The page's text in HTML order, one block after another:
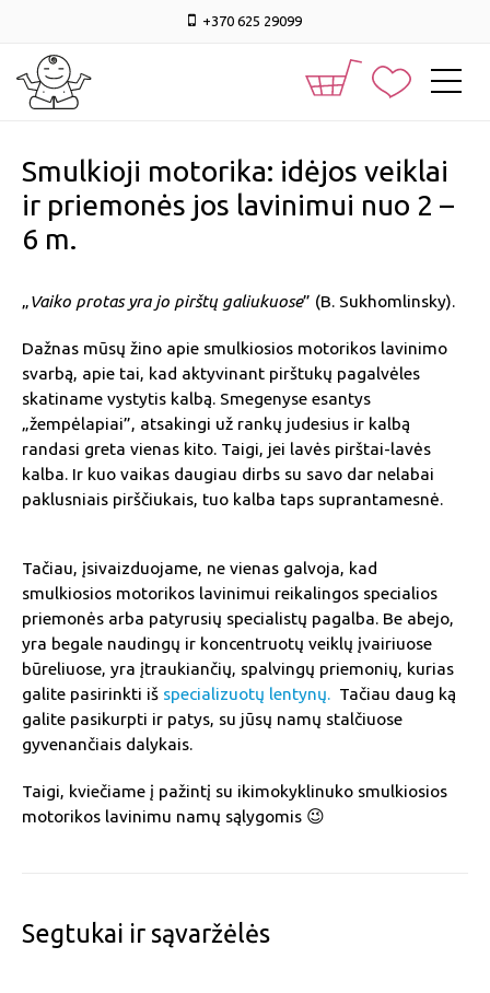
+370 625 29099
Smulkioji motorika: idėjos veiklai
ir priemonės jos lavinimui nuo 2 –
6 m.
„Vaiko protas yra jo pirštų galiukuose” (B. Sukhomlinsky).
Dažnas mūsų žino apie smulkiosios motorikos lavinimo
svarbą, apie tai, kad aktyvinant pirštukų pagalvėles
skatiname vystytis kalbą. Smegenyse esantys
„žempėlapiai”, atsakingi už rankų judesius ir kalbą
randasi greta vienas kito. Taigi, jei lavės pirštai-lavės
kalba. Ir kuo vaikas daugiau dirbs su savo dar nelabai
paklusniais pirščiukais, tuo kalba taps suprantamesnė.
Tačiau, įsivaizduojame, ne vienas galvoja, kad
smulkiosios motorikos lavinimui reikalingos specialios
priemonės arba patyrusių specialistų pagalba. Be abejo,
yra begale naudingų ir koncentruotų veiklų įvairiuose
būreliuose, yra įtraukiančių, spalvingų priemonių, kurias
galite pasirinkti iš specializuotų lentynų. Tačiau daug ką
galite pasikurpti ir patys, su jūsų namų stalčiuose
gyvenančiais dalykais.
Taigi, kviečiame į pažintį su ikimokyklinuko smulkiosios
motorikos lavinimu namų sąlygomis 😉
Segtukai ir sąvaržėlės